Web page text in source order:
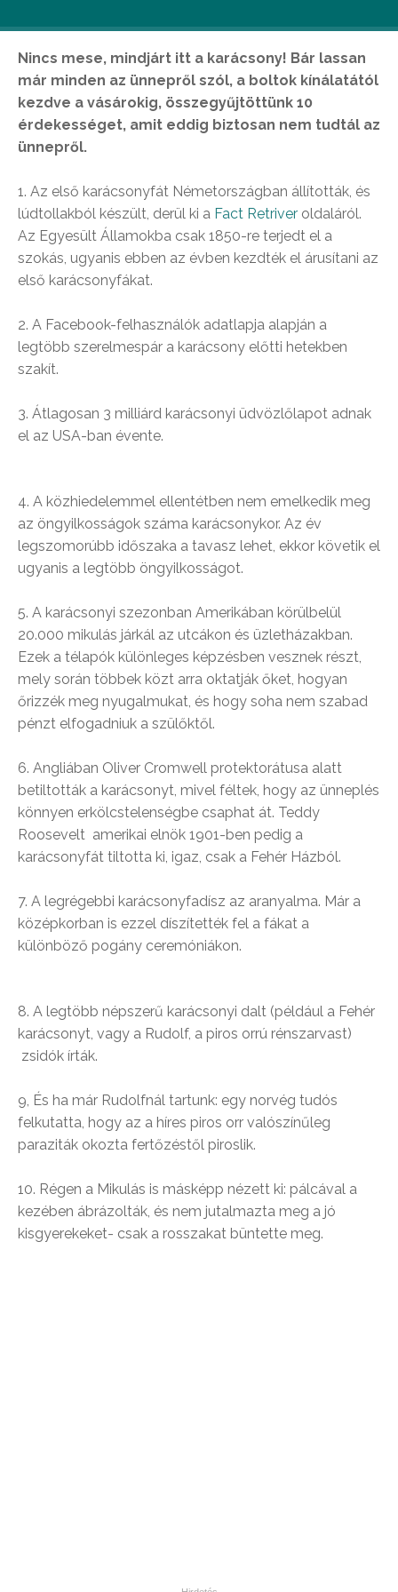
Nincs mese, mindjárt itt a karácsony! Bár lassan
már minden az ünnepről szól, a boltok kínálatától
kezdve a vásárokig, összegyűjtöttünk 10
érdekességet, amit eddig biztosan nem tudtál az
ünnepről.
1. Az első karácsonyfát Németországban állították, és
lúdtollakból készült, derül ki a Fact Retriver oldaláról.
Az Egyesült Államokba csak 1850-re terjedt el a
szokás, ugyanis ebben az évben kezdték el árusítani az
első karácsonyfákat.
2. A Facebook-felhasználók adatlapja alapján a
legtöbb szerelmespár a karácsony előtti hetekben
szakít.
3. Átlagosan 3 milliárd karácsonyi üdvözlőlapot adnak
el az USA-ban évente.
4. A közhiedelemmel ellentétben nem emelkedik meg
az öngyilkosságok száma karácsonykor. Az év
legszomorúbb időszaka a tavasz lehet, ekkor követik el
ugyanis a legtöbb öngyilkosságot.
5. A karácsonyi szezonban Amerikában körülbelül
20.000 mikulás járkál az utcákon és üzletházakban.
Ezek a télapók különleges képzésben vesznek részt,
mely során többek közt arra oktatják őket, hogyan
őrizzék meg nyugalmukat, és hogy soha nem szabad
pénzt elfogadniuk a szülőktől.
6. Angliában Oliver Cromwell protektorátusa alatt
betiltották a karácsonyt, mivel féltek, hogy az ünneplés
könnyen erkölcstelenségbe csaphat át. Teddy
Roosevelt amerikai elnök 1901-ben pedig a
karácsonyfát tiltotta ki, igaz, csak a Fehér Házból.
7. A legrégebbi karácsonyfadísz az aranyalma. Már a
középkorban is ezzel díszítették fel a fákat a
különböző pogány ceremóniákon.
8. A legtöbb népszerű karácsonyi dalt (például a Fehér
karácsonyt, vagy a Rudolf, a piros orrú rénszarvast)
zsidók írták.
9, És ha már Rudolfnál tartunk: egy norvég tudós
felkutatta, hogy az a híres piros orr valószínűleg
paraziták okozta fertőzéstől piroslik.
10. Régen a Mikulás is másképp nézett ki: pálcával a
kezében ábrázolták, és nem jutalmazta meg a jó
kisgyerekeket- csak a rosszakat büntette meg.